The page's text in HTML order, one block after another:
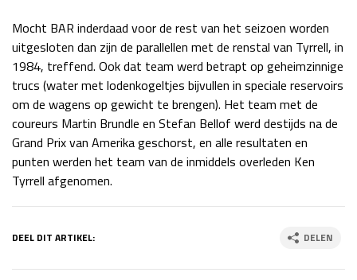
Kwalificatie
za 22:00 - 23:00
Race
zo 21:00 - 23:00
LAS VEGAS GRAND PRIX 2026 20 - 22 nov
Kwalificatie
za 05:00 - 06:00
Race
zo 05:00 - 07:00
GP QATAR 2026 27 - 29 nov
GP ABU DHABI 2026 04 - 06 dec
Kwalificatie
Race
zo 14:00 - 16:00
Mocht BAR inderdaad voor de rest van het seizoen worden
uitgesloten dan zijn de parallellen met de renstal van Tyrrell, in
1984, treffend. Ook dat team werd betrapt op geheimzinnige
trucs (water met lodenkogeltjes bijvullen in speciale reservoirs
om de wagens op gewicht te brengen). Het team met de
coureurs Martin Brundle en Stefan Bellof werd destijds na de
Grand Prix van Amerika geschorst, en alle resultaten en
punten werden het team van de inmiddels overleden Ken
Tyrrell afgenomen.
DEEL DIT ARTIKEL: DELEN